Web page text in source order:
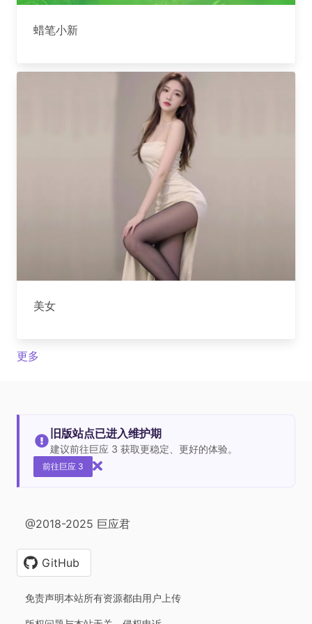
蜡笔小新
美女
更多
旧版站点已进入维护期
建议前往巨应 3 获取更稳定、更好的体验。
前往巨应 3
@2018-2025 巨应君
GitHub
免责声明本站所有资源都由用户上传